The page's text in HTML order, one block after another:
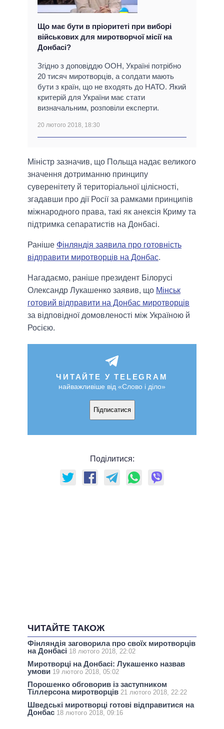
Що має бути в пріоритеті при виборі
військових для миротворчої місії на
Донбасі?
Згідно з доповіддю ООН, Україні потрібно
20 тисяч миротворців, а солдати мають
бути з країн, що не входять до НАТО. Який
критерій для України має стати
визначальним, розповіли експерти.
20 лютого 2018, 18:30
Міністр зазначив, що Польща надає великого
значення дотриманню принципу
суверенітету й територіальної цілісності,
згадавши про дії Росії за рамками принципів
міжнародного права, такі як анексія Криму та
підтримка сепаратистів на Донбасі.
Раніше Фінляндія заявила про готовність
відправити миротворців на Донбас.
Нагадаємо, раніше президент Білорусі
Олександр Лукашенко заявив, що Мінськ
готовий відправити на Донбас миротворців
за відповідної домовленості між Україною й
Росією.
ЧИТАЙТЕ У TELEGRAM
найважливіше від «Слово і діло»
Підписатися
Поділитися:
ЧИТАЙТЕ ТАКОЖ
Фінляндія заговорила про своїх миротворців
на Донбасі 18 лютого 2018, 22:02
Миротворці на Донбасі: Лукашенко назвав
умови 19 лютого 2018, 05:02
Порошенко обговорив із заступником
Тіллерсона миротворців 21 лютого 2018, 22:22
Шведські миротворці готові відправитися на
Донбас 18 лютого 2018, 09:16